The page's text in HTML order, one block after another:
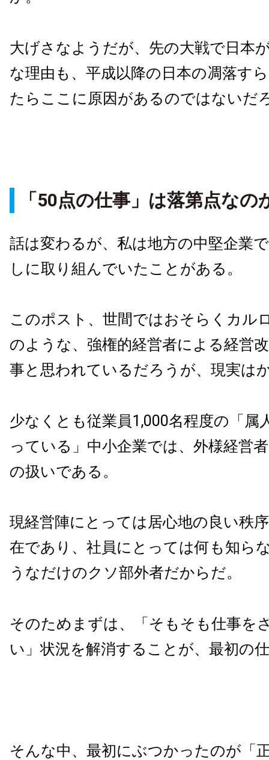
大げさなようだが、先の大戦で日本
な理由も、平成以降の日本の凋落す
たらここに原因があるのではないだ
「50点の仕事」は落第点なの
話は変わるが、私は地方の中堅企業
しに取り組んでいたことがある。
このポスト、世間ではおそらくカル
のような、強権的経営者による経営
事と思われているだろうが、現実は
少なくとも従業員1,000名程度の「属
っている」中小企業では、外様経営
の扱いである。
現経営陣にとっては居心地の良い秩
在であり、社員にとっては何も知ら
うなだけのクソ部外者だからだ。
そのためまずは、「そもそも仕事を
い」状況を解消することが、最初の
そんな中、最初にぶつかったのが「